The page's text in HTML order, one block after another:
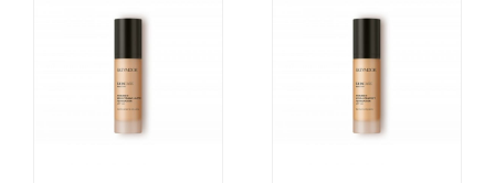
DETALLES DETALLES